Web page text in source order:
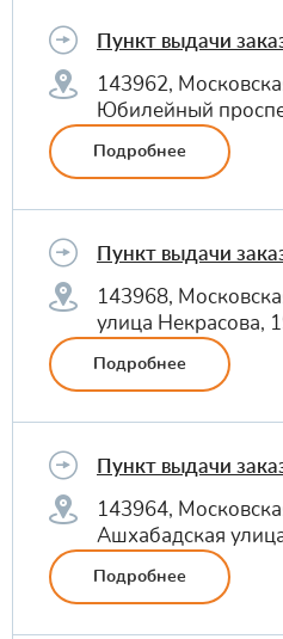
Пункт выдачи
143962,
Юбилейный
Подробнее
Пункт выдачи
143968,
улица Некрасова,
Подробнее
Пункт выдачи
143964,
Ашхабадская
Подробнее